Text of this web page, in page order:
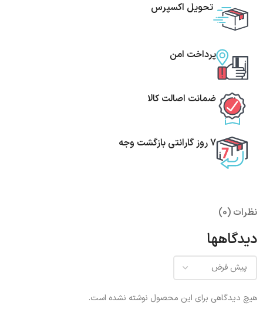
تحویل اکسپرس
پرداخت امن
ضمانت اصالت کالا
7 روز گارانتی بازگشت وجه
نظرات (0)
دیدگاهها
هیچ دیدگاهی برای این محصول نوشته نشده است.